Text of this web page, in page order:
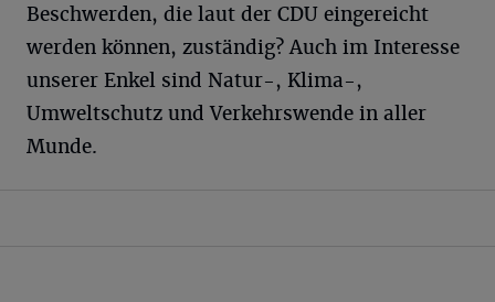
Beschwerden, die laut der CDU eingereicht
werden können, zuständig? Auch im Interesse
unserer Enkel sind Natur-, Klima-,
Umweltschutz und Verkehrswende in aller
Munde.